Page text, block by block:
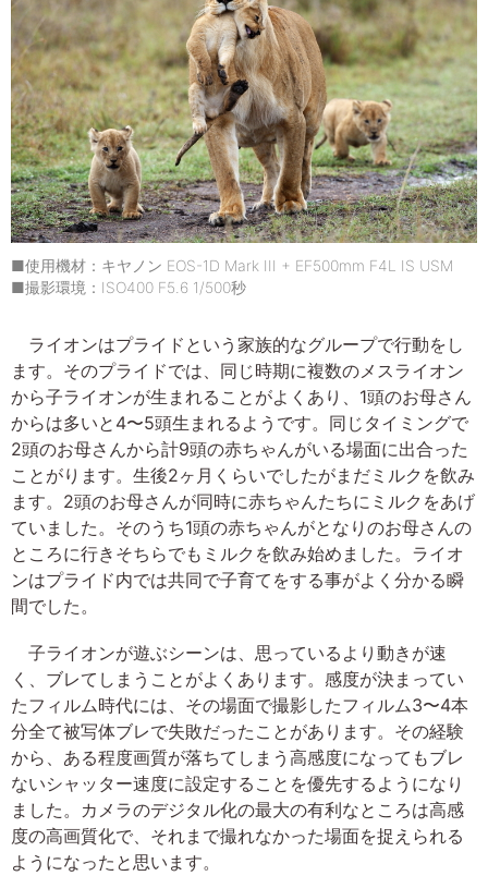
■使用機材：キヤノン EOS-1D Mark III + EF500mm F4L IS USM
■撮影環境：ISO400 F5.6 1/500秒
ライオンはプライドという家族的なグループで行動をし
ます。そのプライドでは、同じ時期に複数のメスライオン
から子ライオンが生まれることがよくあり、1頭のお母さん
からは多いと4〜5頭生まれるようです。同じタイミングで
2頭のお母さんから計9頭の赤ちゃんがいる場面に出合った
ことがります。生後2ヶ月くらいでしたがまだミルクを飲み
ます。2頭のお母さんが同時に赤ちゃんたちにミルクをあげ
ていました。そのうち1頭の赤ちゃんがとなりのお母さんの
ところに行きそちらでもミルクを飲み始めました。ライオ
ンはプライド内では共同で子育てをする事がよく分かる瞬
間でした。
子ライオンが遊ぶシーンは、思っているより動きが速
く、ブレてしまうことがよくあります。感度が決まってい
たフィルム時代には、その場面で撮影したフィルム3〜4本
分全て被写体ブレで失敗だったことがあります。その経験
から、ある程度画質が落ちてしまう高感度になってもブレ
ないシャッター速度に設定することを優先するようになり
ました。カメラのデジタル化の最大の有利なところは高感
度の高画質化で、それまで撮れなかった場面を捉えられる
ようになったと思います。